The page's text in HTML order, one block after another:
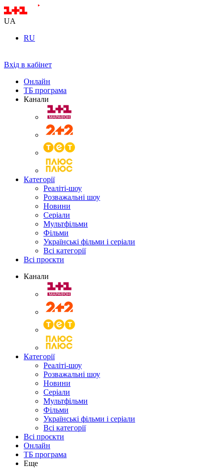
UA
RU
Вхід в кабінет
Онлайн
ТБ програма
Канали
Категорії
Реаліті-шоу
Розважальні шоу
Новини
Серіали
Мультфільми
Фільми
Українські фільми і серіали
Всі категорії
Всі проєкти
Канали
Категорії
Реаліті-шоу
Розважальні шоу
Новини
Серіали
Мультфільми
Фільми
Українські фільми і серіали
Всі категорії
Всі проєкти
Онлайн
ТБ програма
Еще